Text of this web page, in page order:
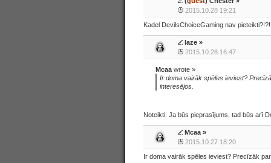
2015.10.28 19:21
Kadel DevilsChoiceGaming nav pieteikti?!?!
laze »
2015.10.28 16:47
Mcaa wrote »
Ir doma vairāk spēles ieviest?
interesējos.
Noteikti. Ja būs pieprasījums, tad būs arī
Mcaa »
2015.10.27 18:20
Ir doma vairāk spēles ieviest? Precīzāk